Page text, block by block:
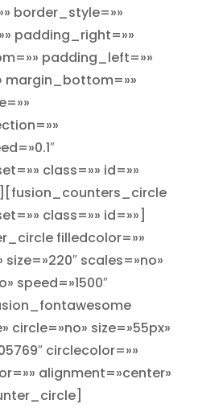
border_style=»»
padding_right=»»
padding_left=»»
margin_bottom=»»
class=»» id=»»
class=»» id=»»]
filledcolor=»»
scales=»no»
speed=»1500″
circle=»no» size=»55px»
circlecolor=»»
alignment=»center»